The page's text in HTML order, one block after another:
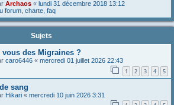
Archaos « lundi 31 décembre 2018 13:12
forum, charte, faq
Sujets
vous des Migraines ?
caro6446 « mercredi 01 juillet 2026 22:43
1 2 3 4 5
sang
Hikari « mercredi 10 juin 2026 3:31